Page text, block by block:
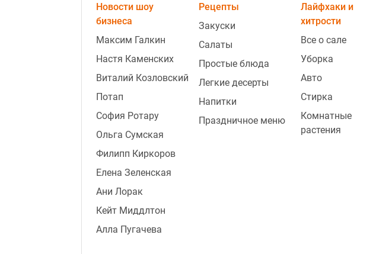
Новости шоу
бизнеса
Максим Галкин
Настя Каменских
Виталий Козловский
Потап
София Ротару
Ольга Сумская
Филипп Киркоров
Елена Зеленская
Ани Лорак
Кейт Миддлтон
Алла Пугачева
Рецепты
Закуски
Салаты
Простые блюда
Легкие десерты
Напитки
Праздничное меню
Лайфхаки и
хитрости
Все о сале
Уборка
Авто
Стирка
Комнатные
растения